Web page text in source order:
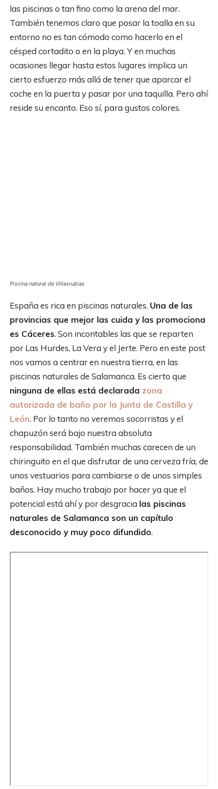
las piscinas o tan fino como la arena del mar.
También tenemos claro que posar la toalla en su
entorno no es tan cómodo como hacerlo en el
césped cortadito o en la playa. Y en muchas
ocasiones llegar hasta estos lugares implica un
cierto esfuerzo más allá de tener que aparcar el
coche en la puerta y pasar por una taquilla. Pero ahí
reside su encanto. Eso sí, para gustos colores.
Piscina natural de Villasrubias
España es rica en piscinas naturales. Una de las
provincias que mejor las cuida y las promociona
es Cáceres. Son incontables las que se reparten
por Las Hurdes, La Vera y el Jerte. Pero en este post
nos vamos a centrar en nuestra tierra, en las
piscinas naturales de Salamanca. Es cierto que
ninguna de ellas está declarada zona
autorizada de baño por la Junta de Castilla y
León. Por lo tanto no veremos socorristas y el
chapuzón será bajo nuestra absoluta
responsabilidad. También muchas carecen de un
chiringuito en el que disfrutar de una cerveza fría, de
unos vestuarios para cambiarse o de unos simples
baños. Hay mucho trabajo por hacer ya que el
potencial está ahí y por desgracia las piscinas
naturales de Salamanca son un capítulo
desconocido y muy poco difundido.